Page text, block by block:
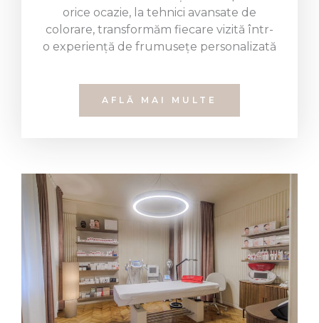
orice ocazie, la tehnici avansate de
colorare, transformăm fiecare vizită într-
o experiență de frumusețe personalizată
AFLĂ MAI MULTE